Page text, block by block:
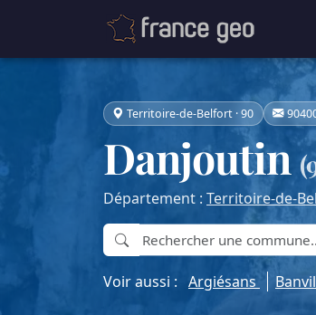
Territoire-de-Belfort · 90
Danjoutin
Département : Territoire-de-
Voir aussi : Argiésans